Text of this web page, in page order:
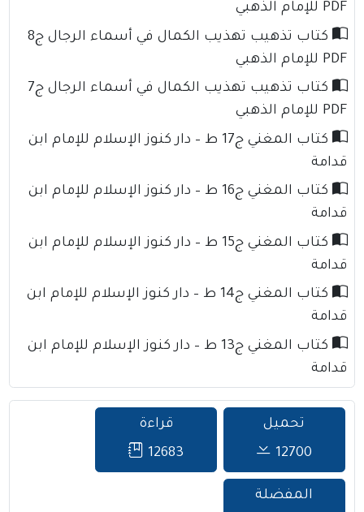
PDF للإمام الذهبي
كتاب تذهيب تهذيب الكمال في أسماء الرجال ج8
PDF للإمام الذهبي
كتاب تذهيب تهذيب الكمال في أسماء الرجال ج7
PDF للإمام الذهبي
كتاب المغني ج17 ط – دار كنوز الإسلام للإمام ابن
قدامة
كتاب المغني ج16 ط – دار كنوز الإسلام للإمام ابن
قدامة
كتاب المغني ج15 ط – دار كنوز الإسلام للإمام ابن
قدامة
كتاب المغني ج14 ط – دار كنوز الإسلام للإمام ابن
قدامة
كتاب المغني ج13 ط – دار كنوز الإسلام للإمام ابن
قدامة
تحميل
12700
قراءة
12683
المفضلة